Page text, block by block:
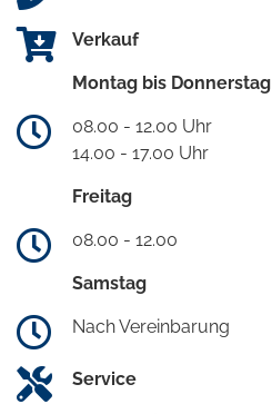
Verkauf
Montag bis Donnerstag
08.00 - 12.00 Uhr
14.00 - 17.00 Uhr
Freitag
08.00 - 12.00
Samstag
Nach Vereinbarung
Service